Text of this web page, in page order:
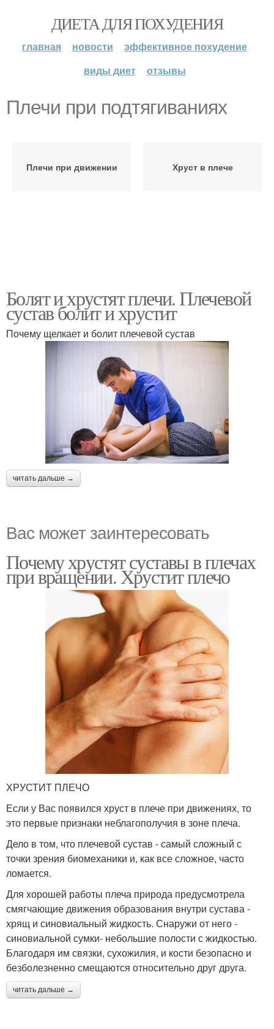
ДИЕТА ДЛЯ ПОХУДЕНИЯ
главная новости
эффективное похудение
виды диет
отзывы
Плечи при подтягиваниях
Плечи при движении Хруст в плече
Болят и хрустят плечи. Плечевой
сустав болит и хрустит
Почему щелкает и болит плечевой сустав
читать дальше →
Вас может заинтересовать
Почему хрустят суставы в плечах
при вращении. Хрустит плечо
ХРУСТИТ ПЛЕЧО
Если у Вас появился хруст в плече при движениях, то
это первые признаки неблагополучия в зоне плеча.
Дело в том, что плечевой сустав - самый сложный с
точки зрения биомеханики и, как все сложное, часто
ломается.
Для хорошей работы плеча природа предусмотрела
смягчающие движения образования внутри сустава -
хрящ и синовиальный жидкость. Снаружи от него -
синовиальной сумки- небольшие полости с жидкостью.
Благодаря им связки, сухожилия, и кости безопасно и
безболезненно смещаются относительно друг друга.
читать дальше →